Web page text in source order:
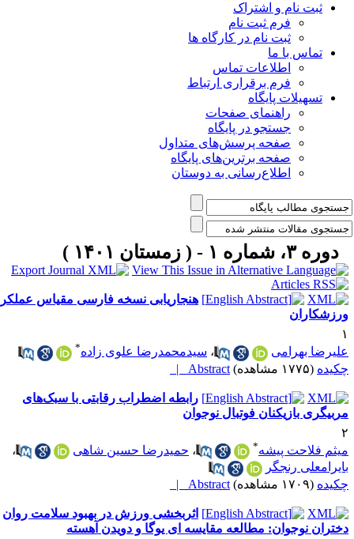
ثبت نام و اشتراک
فرم ثبت نام
ثبت نام در کارگاه ها
تماس با ما
اطلاعات تماس
فرم برقراری ارتباط
تسهیلات پایگاه
راهنمای صفحات
جستجو در پایگاه
صفحه پرسش‌های متداول
صفحه برترین‌های پایگاه
اطلاع‌رسانی به دوستان
دوره ۳، شماره ۱ - ( زمستان ۱۴۰۱ )
هنجاریابی نسخه فارسی مقیاس عملکرد
بهرامی
،سیدمحمدرضا علوی زاده*
(۱۷۷۵ مشاهده) Abstract |
رابطه اضطراب رقابتی با سبک‌های
بازیکنان فوتبال نوجوان
فلاحت پیشه
،حمیدرضا حسین شاهی
،
رنجگر
(۱۷۰۹ مشاهده) Abstract |
اثربخشی ورزش در بهبود سلامت روان
نوجوان: مطالعه مقایسه ای یوگا و دویدن آهسته